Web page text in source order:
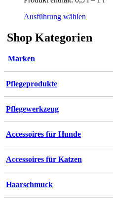
der
gewählt
Ausführung wählen
mehrere
Die
auf
gewählt
Shop Kategorien
Marken
Pflegeprodukte
Pflegewerkzeug
Accessoires für Hunde
Accessoires für Katzen
Haarschmuck